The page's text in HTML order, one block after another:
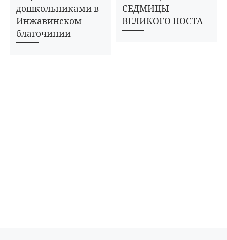
дошкольниками в
Инжавинском
благочинии
СЕДМИЦЫ
ВЕЛИКОГО ПОСТА